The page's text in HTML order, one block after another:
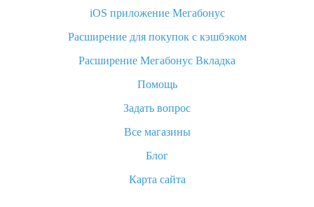
Что такое баллы на Алиэкспресс, как их получить и
«AliExpress Standard Shipping»: что это за метод доставки и
как его отслеживать
Как покупать оптом на Алиэкспресс
Что делать, если не пришел товар с Алиэкспресс
возврата денег
iOS приложение Мегабонус
Расширение для покупок с кэшбэком
Расширение Мегабонус Вкладка
Помощь
Задать вопрос
Все магазины
Блог
Карта сайта